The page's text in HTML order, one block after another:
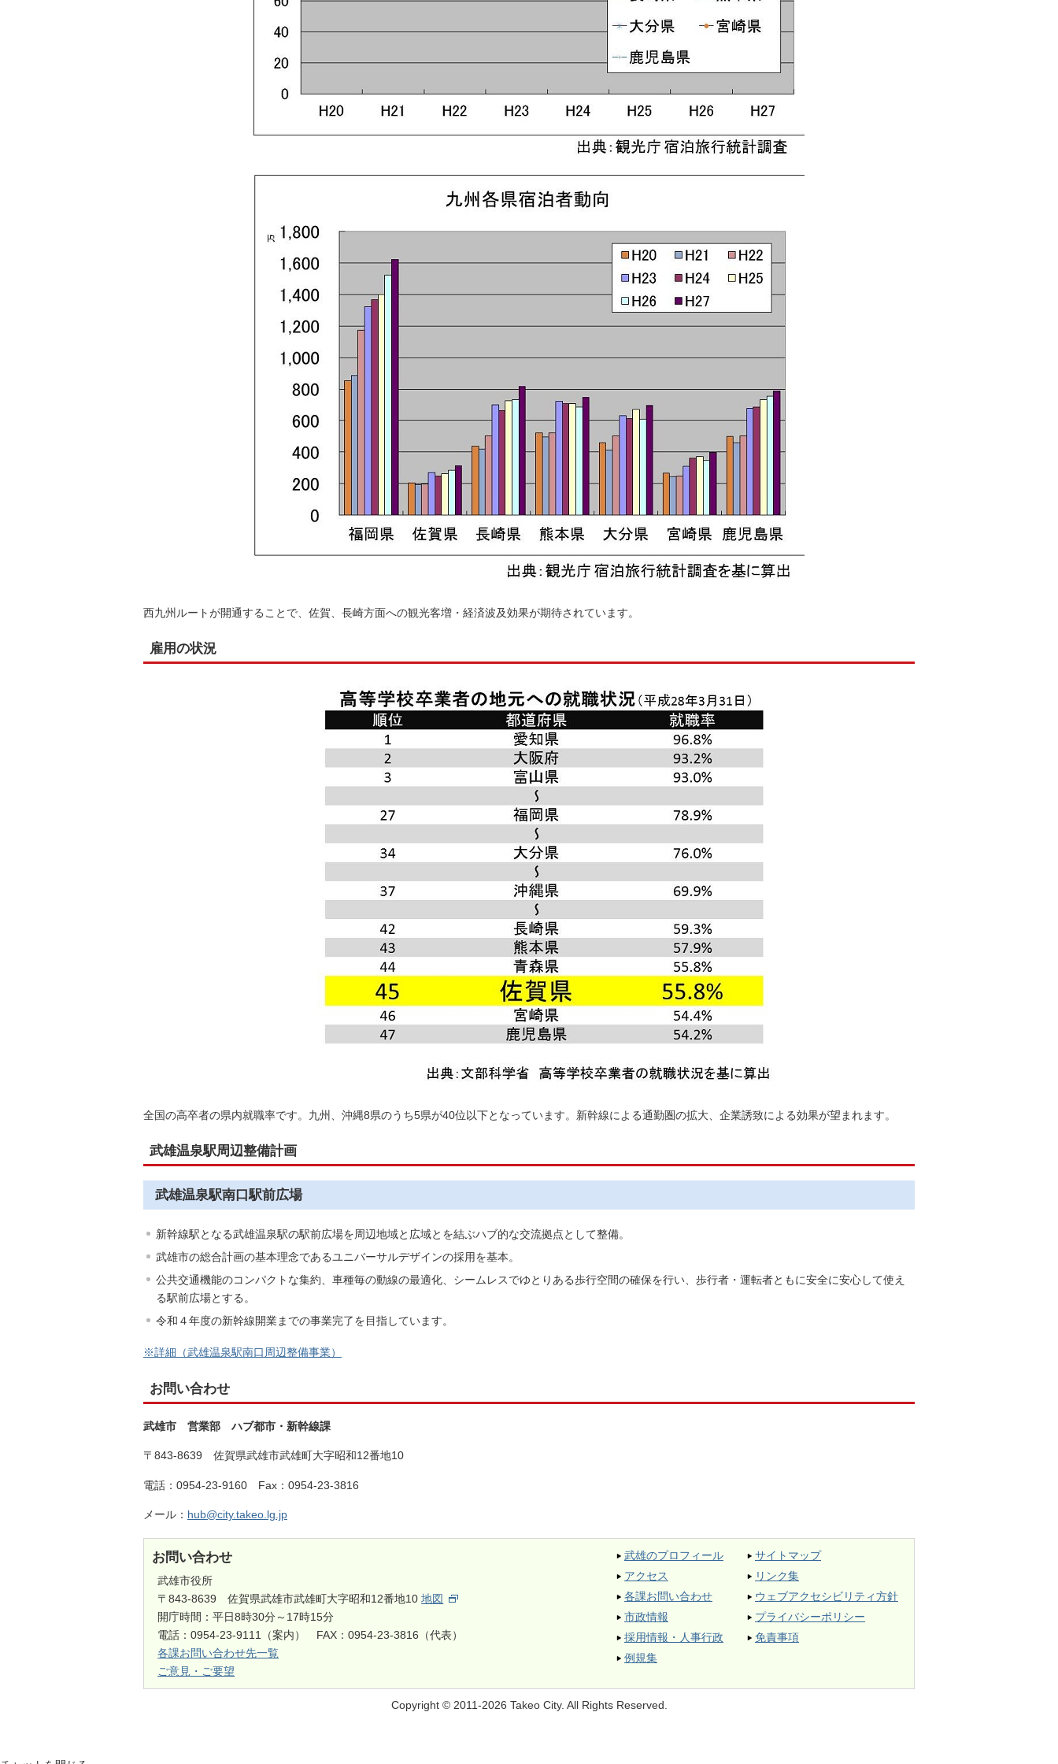
西九州ルートが開通することで、佐賀、長崎方面への観光客増・経済波及効果が期待されています。
雇用の状況
全国の高卒者の県内就職率です。九州、沖縄8県のうち5県が40位以下となっています。新幹線による通勤圏の拡大、企業誘致による効果が望まれます。
武雄温泉駅周辺整備計画
武雄温泉駅南口駅前広場
新幹線駅となる武雄温泉駅の駅前広場を周辺地域と広域とを結ぶハブ的な交流拠点として整備。
武雄市の総合計画の基本理念であるユニバーサルデザインの採用を基本。
公共交通機能のコンパクトな集約、車種毎の動線の最適化、シームレスでゆとりある歩行空間の確保を行い、歩行者・運転者ともに安全に安心して使え
る駅前広場とする。
令和４年度の新幹線開業までの事業完了を目指しています。
※詳細（武雄温泉駅南口周辺整備事業）
お問い合わせ
武雄市 営業部 ハブ都市・新幹線課
〒843-8639 佐賀県武雄市武雄町大字昭和12番地10
電話：0954-23-9160 Fax：0954-23-3816
メール： hub@city.takeo.lg.jp
お問い合わせ
武雄市役所
〒843-8639 佐賀県武雄市武雄町大字昭和12番地10地図
開庁時間：平日8時30分～17時15分
電話：0954-23-9111（案内） FAX：0954-23-3816（代表）
各課お問い合わせ先一覧
ご意見・ご要望
武雄のプロフィール
アクセス
各課お問い合わせ
市政情報
採用情報・人事行政
例規集
サイトマップ
リンク集
ウェブアクセシビリティ方針
プライバシーポリシー
免責事項
Copyright © 2011-2026 Takeo City. All Rights Reserved.